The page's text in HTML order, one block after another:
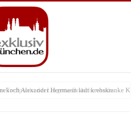
Treffpunkt der Lingerie-Branche wurde